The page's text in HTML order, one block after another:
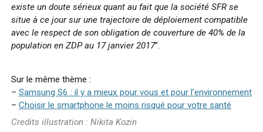
existe un doute sérieux quant au fait que la société SFR se
situe à ce jour sur une trajectoire de déploiement compatible
avec le respect de son obligation de couverture de 40% de la
population en ZDP au 17 janvier 2017”.
Sur le même thème :
– Samsung S6 : il y a mieux pour vous et pour l’environnement
– Choisir le smartphone le moins risqué pour votre santé
Credits illustration : Nikita Kozin